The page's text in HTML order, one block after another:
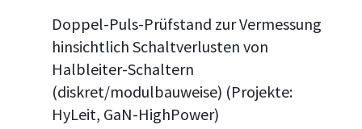
Doppel-Puls-Prüfstand zur Vermessung
hinsichtlich Schaltverlusten von
Halbleiter-Schaltern
(diskret/modulbauweise) (Projekte:
HyLeit, GaN-HighPower)